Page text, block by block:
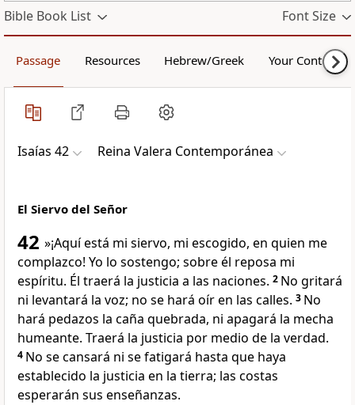
Bible Book List Font Size
Passage Resources Hebrew/Greek Your Content
Isaías 42 Reina Valera Contemporánea
El Siervo del Señor
42 »¡Aquí está mi siervo, mi escogido, en quien me
complazco! Yo lo sostengo; sobre él reposa mi
espíritu. Él traerá la justicia a las naciones. 2 No gritará
ni levantará la voz; no se hará oír en las calles. 3 No
hará pedazos la caña quebrada, ni apagará la mecha
humeante. Traerá la justicia por medio de la verdad.
4 No se cansará ni se fatigará hasta que haya
establecido la justicia en la tierra; las costas
esperarán sus enseñanzas.